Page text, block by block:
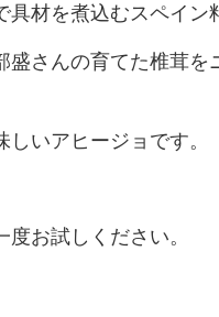
材を煮込むスペイン
さんの育てた椎茸を
いアヒージョです。
お試しください。